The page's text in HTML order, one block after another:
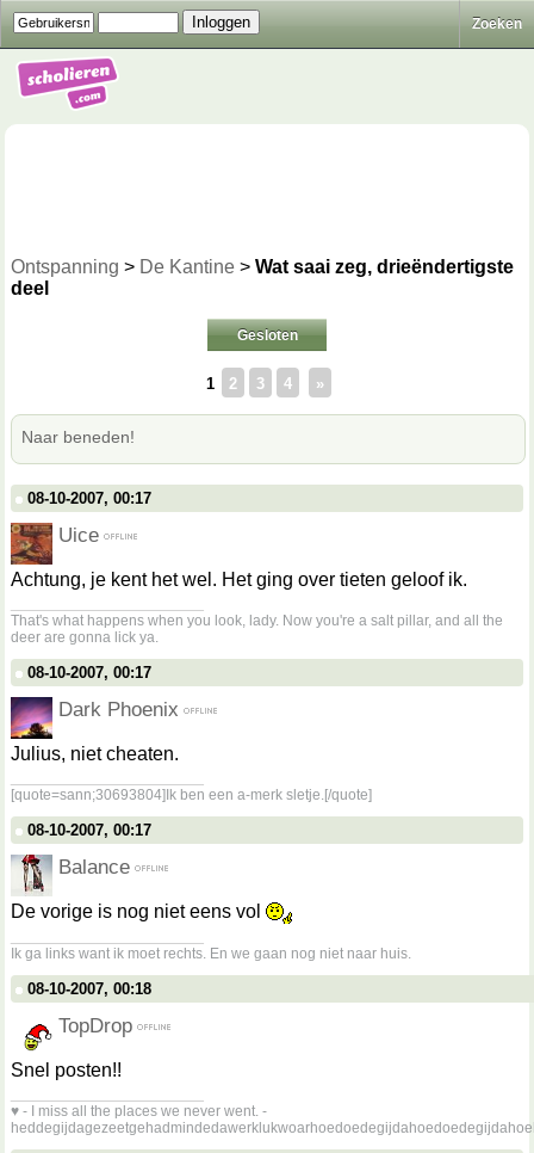
Zoeken
Ontspanning > De Kantine > Wat saai zeg, drieëndertigste
deel
Gesloten
1 2 3 4 »
Naar beneden!
08-10-2007, 00:17
Uice
Achtung, je kent het wel. Het ging over tieten geloof ik.
That's what happens when you look, lady. Now you're a salt pillar, and all the
deer are gonna lick ya.
08-10-2007, 00:17
Dark Phoenix
Julius, niet cheaten.
[quote=sann;30693804]Ik ben een a-merk sletje.[/quote]
08-10-2007, 00:17
Balance
De vorige is nog niet eens vol
Ik ga links want ik moet rechts. En we gaan nog niet naar huis.
08-10-2007, 00:18
TopDrop
Snel posten!!
♥ - I miss all the places we never went. -